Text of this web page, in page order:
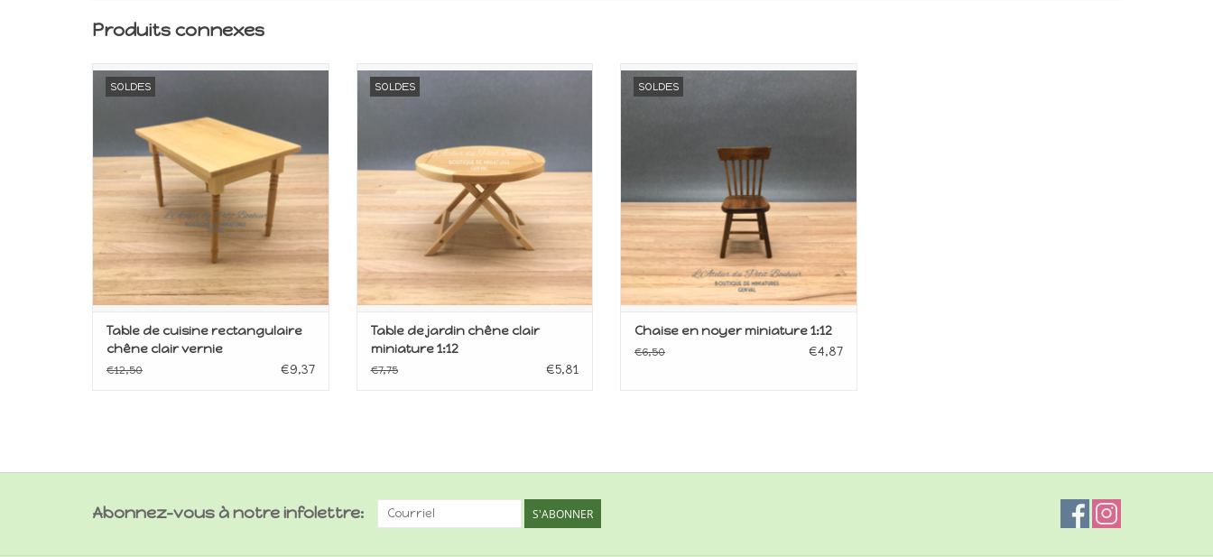
Produits connexes
SOLDES
Meuble miniature pour maison de
AJOUTER AU PANIER
Table de cuisine rectangulaire
chêne clair vernie
€12,50 €9,37
SOLDES
Meuble pour maison de poupée
Table de jardin chêne clair
miniature 1:12
€7,75 €5,81
SOLDES
Meuble miniature pour maison de
Chaise en noyer miniature 1:12
€6,50 €4,87
Abonnez-vous à notre infolettre: S'ABONNER